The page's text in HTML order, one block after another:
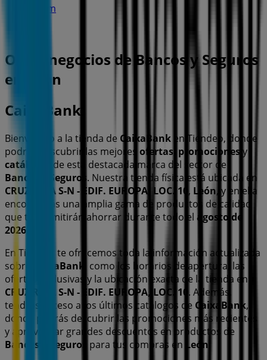
394 m
Otros negocios de Bancos y Seguros
en León
CaixaBank
Bienvenido a la tienda de CaixaBank en Tiendeo, donde
podrás descubrir las mejores ofertas promociones y
catálogos
de esta destacada marca del sector de
Bancos y Seguros. Nuestra tienda física está ubicada en
CRUZ ROJA S-N - EDIF. EUROPA, LOC. 10 , León, y en ella
encontrarás una amplia gama de productos de calidad
que te permitirán ahorrar durante todo el agosto de
2026
En Tiendeo te ofrecemos toda la información actualizada
sobre
CaixaBank
, como los horarios de apertura, las
ofertas exclusivas y la ubicación exacta de la tienda en
CRUZ ROJA S-N - EDIF. EUROPA, LOC. 10 . Además,
tendrás acceso a los últimos catálogos de CaixaBank,
donde podrás descubrir las promociones más recientes
y aprovechar grandes descuentos en productos de
Bancos y Seguros
para tus compras en León